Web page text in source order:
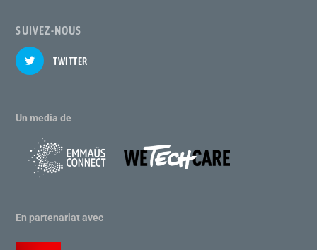
SUIVEZ-NOUS
TWITTER
Un media de
En partenariat avec